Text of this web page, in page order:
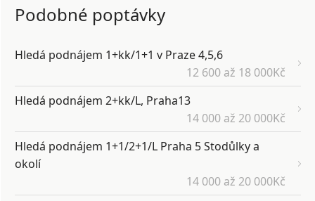
Podobné poptávky
Hledá podnájem 1+kk/1+1 v Praze 4,5,6
12 600 až 18 000Kč
Hledá podnájem 2+kk/L, Praha13
14 000 až 20 000Kč
Hledá podnájem 1+1/2+1/L Praha 5 Stodůlky a
okolí
14 000 až 20 000Kč